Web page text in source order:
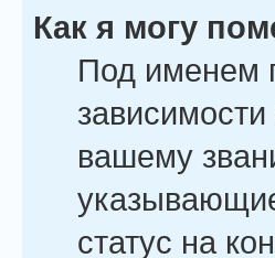
Как я могу
Под именем
вашему
статус на